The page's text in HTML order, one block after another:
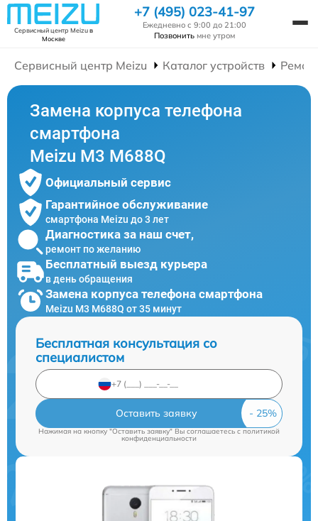
Сервисный центр Meizuв
Москве
+7 (495) 023-41-97
Ежедневно с 9:00 до 21:00
Позвонить мне утром
Сервисный центр Meizu Каталог устройств
Замена корпуса телефона
смартфона
Meizu M3 M688Q
Официальный сервис
Гарантийное обслуживание
смартфона Meizu до 3 лет
Диагностика за наш счет,
ремонт по желанию
Бесплатный выезд курьера
в день обращения
Замена корпуса телефона смартфона
Meizu M3 M688Q от 35 минут
Бесплатная консультация со
специалистом
Оставить заявку
Нажимая на кнопку "Оставить заявку" Вы соглашаетесь cполитикой
конфиденциальности